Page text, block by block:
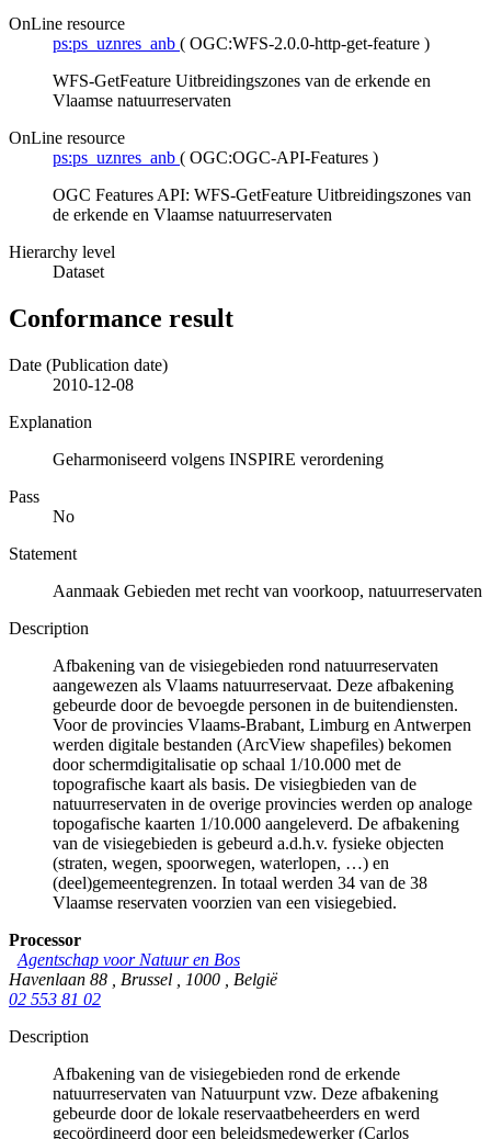
OnLine resource
ps:ps_uznres_anb ( OGC:WFS-2.0.0-http-get-feature )
WFS-GetFeature Uitbreidingszones van de erkende en
Vlaamse natuurreservaten
OnLine resource
ps:ps_uznres_anb ( OGC:OGC-API-Features )
OGC Features API: WFS-GetFeature Uitbreidingszones van
de erkende en Vlaamse natuurreservaten
Hierarchy level
Dataset
Conformance result
Date (Publication date)
2010-12-08
Explanation
Geharmoniseerd volgens INSPIRE verordening
Pass
No
Statement
Aanmaak Gebieden met recht van voorkoop, natuurreservaten
Description
Afbakening van de visiegebieden rond natuurreservaten
aangewezen als Vlaams natuurreservaat. Deze afbakening
gebeurde door de bevoegde personen in de buitendiensten.
Voor de provincies Vlaams-Brabant, Limburg en Antwerpen
werden digitale bestanden (ArcView shapefiles) bekomen
door schermdigitalisatie op schaal 1/10.000 met de
topografische kaart als basis. De visiegbieden van de
natuurreservaten in de overige provincies werden op analoge
topogafische kaarten 1/10.000 aangeleverd. De afbakening
van de visiegebieden is gebeurd a.d.h.v. fysieke objecten
(straten, wegen, spoorwegen, waterlopen, …) en
(deel)gemeentegrenzen. In totaal werden 34 van de 38
Vlaamse reservaten voorzien van een visiegebied.
Processor
Agentschap voor Natuur en Bos
Havenlaan 88
Brussel 1000
België
02 553 81 02
Description
Afbakening van de visiegebieden rond de erkende
natuurreservaten van Natuurpunt vzw. Deze afbakening
gebeurde door de lokale reservaatbeheerders en werd
gecoördineerd door een beleidsmedewerker (Carlos